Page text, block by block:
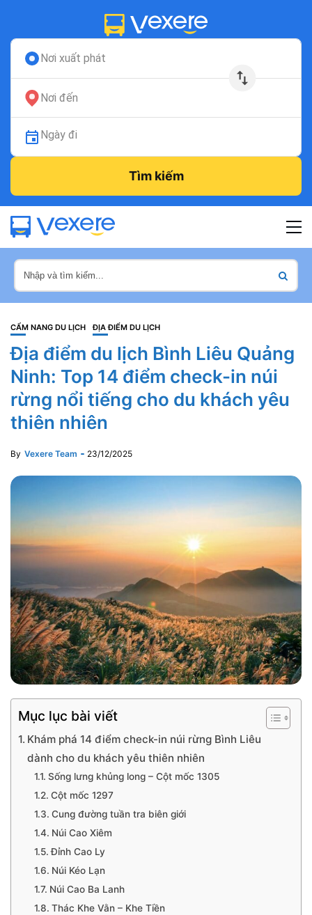
Nơi xuất phát
Nơi đến
Ngày đi
Tìm kiếm
CẨM NANG DU LỊCH ĐỊA ĐIỂM DU LỊCH
Địa điểm du lịch Bình Liêu Quảng
Ninh: Top 14 điểm check-in núi
rừng nổi tiếng cho du khách yêu
thiên nhiên
By Vexere Team 23/12/2025
Mục lục bài viết
Khám phá 14 điểm check-in núi rừng Bình Liêu
dành cho du khách yêu thiên nhiên
Sống lưng khủng long – Cột mốc 1305
Cột mốc 1297
Cung đường tuần tra biên giới
Núi Cao Xiêm
Đỉnh Cao Ly
Núi Kéo Lạn
Núi Cao Ba Lanh
Thác Khe Vằn – Khe Tiền